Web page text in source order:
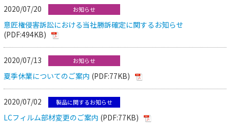
2020/07/20 お知らせ
意匠権侵害訴訟における当社勝訴確定に関するお知らせ
(PDF:494KB)
2020/07/13 お知らせ
夏季休業についてのご案内 (PDF:77KB)
2020/07/02 製品に関するお知らせ
LCフィルム部材変更のご案内 (PDF:77KB)